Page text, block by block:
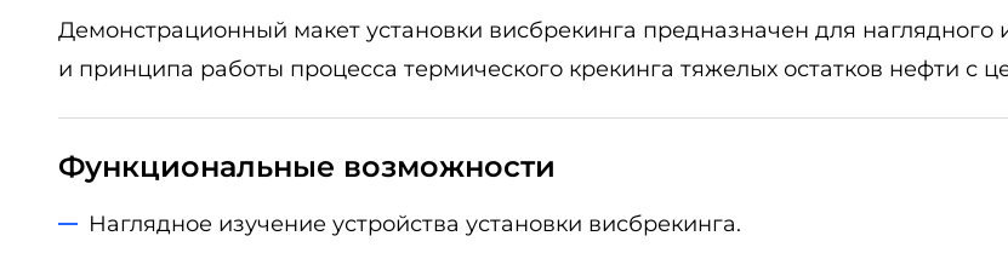
Демонстрационный макет установки висбрекинга предназначен для наглядного
и принципа работы процесса термического крекинга тяжелых остатков нефти с
Функциональные возможности
Наглядное изучение устройства установки висбрекинга.